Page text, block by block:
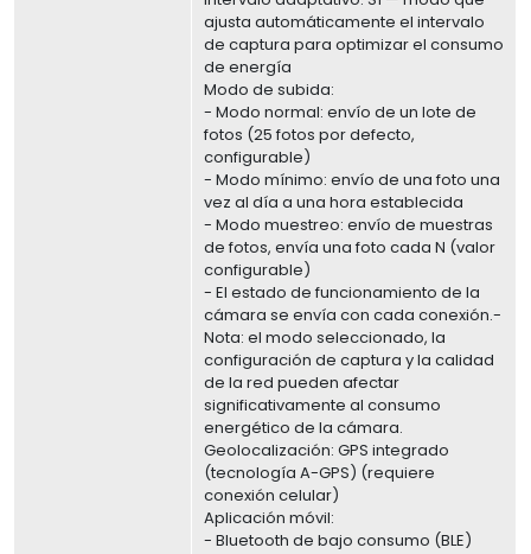
ajusta automáticamente el intervalo
de captura para optimizar el consumo
de energía
Modo de subida:
- Modo normal: envío de un lote de
fotos (25 fotos por defecto,
configurable)
- Modo mínimo: envío de una foto una
vez al día a una hora establecida
- Modo muestreo: envío de muestras
de fotos, envía una foto cada N (valor
configurable)
- El estado de funcionamiento de la
cámara se envía con cada conexión.-
Nota: el modo seleccionado, la
configuración de captura y la calidad
de la red pueden afectar
significativamente al consumo
energético de la cámara.
Geolocalización: GPS integrado
(tecnología A-GPS) (requiere
conexión celular)
Aplicación móvil:
- Bluetooth de bajo consumo (BLE)